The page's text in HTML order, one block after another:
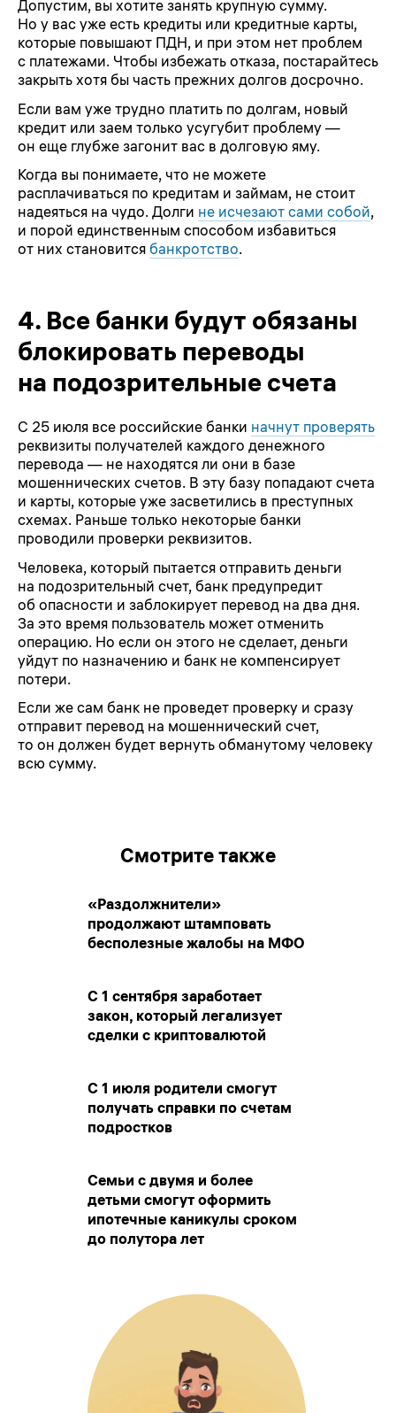
Допустим, вы хотите занять крупную сумму.
Но у вас уже есть кредиты или кредитные карты,
которые повышают ПДН, и при этом нет проблем
с платежами. Чтобы избежать отказа, постарайтесь
закрыть хотя бы часть прежних долгов досрочно.
Если вам уже трудно платить по долгам, новый
кредит или заем только усугубит проблему —
он еще глубже загонит вас в долговую яму.
Когда вы понимаете, что не можете
расплачиваться по кредитам и займам, не стоит
надеяться на чудо. Долги не исчезают сами собой,
и порой единственным способом избавиться
от них становится банкротство.
4. Все банки будут обязаны
блокировать переводы
на подозрительные счета
С 25 июля все российские банки начнут проверять
реквизиты получателей каждого денежного
перевода — не находятся ли они в базе
мошеннических счетов. В эту базу попадают счета
и карты, которые уже засветились в преступных
схемах. Раньше только некоторые банки
проводили проверки реквизитов.
Человека, который пытается отправить деньги
на подозрительный счет, банк предупредит
об опасности и заблокирует перевод на два дня.
За это время пользователь может отменить
операцию. Но если он этого не сделает, деньги
уйдут по назначению и банк не компенсирует
потери.
Если же сам банк не проведет проверку и сразу
отправит перевод на мошеннический счет,
то он должен будет вернуть обманутому человеку
всю сумму.
Смотрите также
«Раздолжнители»
продолжают штамповать
бесполезные жалобы на МФО
С 1 сентября заработает
закон, который легализует
сделки с криптовалютой
С 1 июля родители смогут
получать справки по счетам
подростков
Семьи с двумя и более
детьми смогут оформить
ипотечные каникулы сроком
до полутора лет